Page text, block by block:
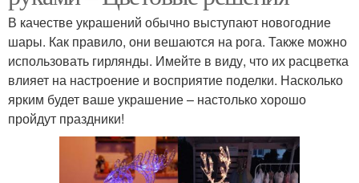
В качестве украшений обычно выступают новогодние
шары. Как правило, они вешаются на рога. Также можно
использовать гирлянды. Имейте в виду, что их расцветка
влияет на настроение и восприятие поделки. Насколько
ярким будет ваше украшение – настолько хорошо
пройдут праздники!